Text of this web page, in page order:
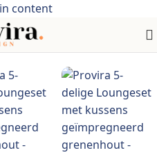
content
Geïmpregneerd grenenhout